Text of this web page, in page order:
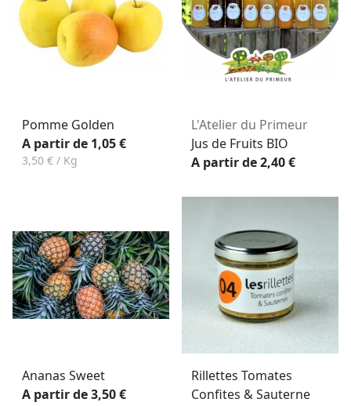
Pomme Golden
A partir de 1,05 €
3,50 € / Kg
L'Atelier du Primeur
Jus de Fruits BIO
A partir de 2,40 €
Ananas Sweet
A partir de 3,50 €
Rillettes Tomates
Confites & Sauterne